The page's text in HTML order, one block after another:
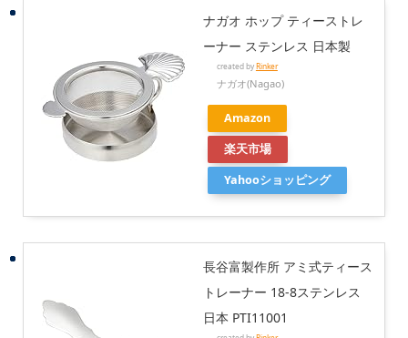
ナガオ ホップ ティーストレ
ーナー ステンレス 日本製
created byRinker
ナガオ(Nagao)
Amazon
楽天市場
Yahooショッピング
長谷富製作所 アミ式ティース
トレーナー 18-8ステンレス
日本 PTI11001